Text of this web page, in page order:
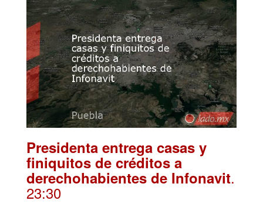
Presidenta entrega casas y
finiquitos de créditos a
derechohabientes de Infonavit.
23:30